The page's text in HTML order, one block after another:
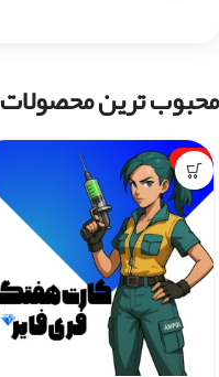
محبوب ترین محصولات
-7%